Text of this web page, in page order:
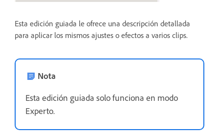
Esta edición guiada le ofrece una descripción detallada
para aplicar los mismos ajustes o efectos a varios clips.
Nota
Esta edición guiada solo funciona en modo
Experto.